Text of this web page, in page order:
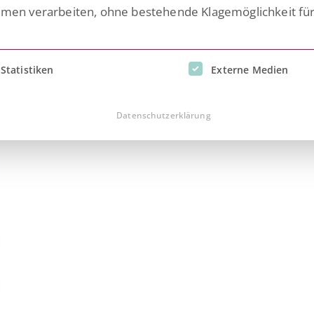
verarbeiten, ohne bestehende Klagemöglichkeit für
erteilt werden kann. Die erste Service-Gruppe
Statistiken Externe Medien
Datenschutzerklärung